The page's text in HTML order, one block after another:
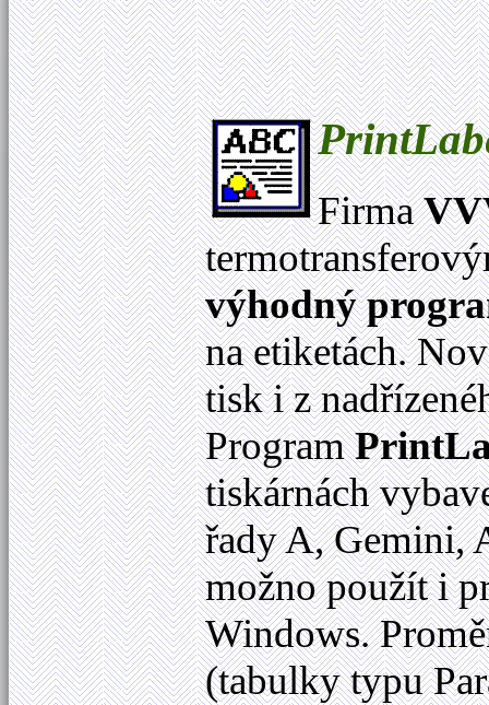
Firma
výhodný
na etiketách.
tisk i z
Program
tiskárnách
řady A, Gemini,
možno použít i
Windows.
(tabulky typu